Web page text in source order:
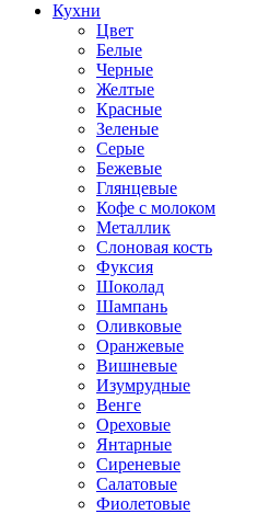
Кухни
Цвет
Белые
Черные
Желтые
Красные
Зеленые
Серые
Бежевые
Глянцевые
Кофе с молоком
Металлик
Слоновая кость
Фуксия
Шоколад
Шампань
Оливковые
Оранжевые
Вишневые
Изумрудные
Венге
Ореховые
Янтарные
Сиреневые
Салатовые
Фиолетовые